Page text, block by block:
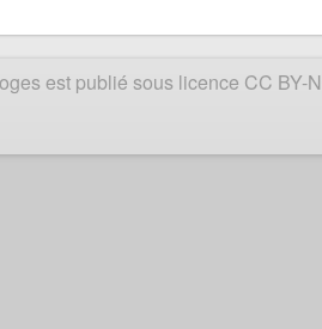
est publié sous licence CC BY-